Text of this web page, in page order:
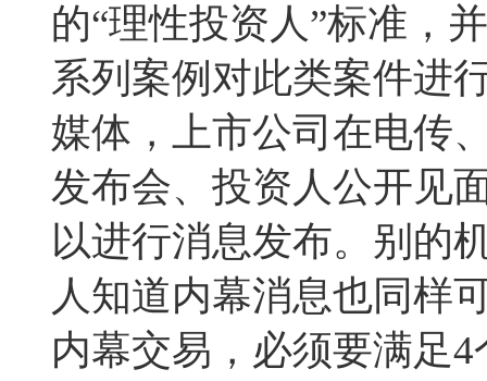
的“理性投资人”标准，
系列案例对此类案件进
媒体，上市公司在电传
发布会、投资人公开见
以进行消息发布。别的
人知道内幕消息也同样
内幕交易，必须要满足